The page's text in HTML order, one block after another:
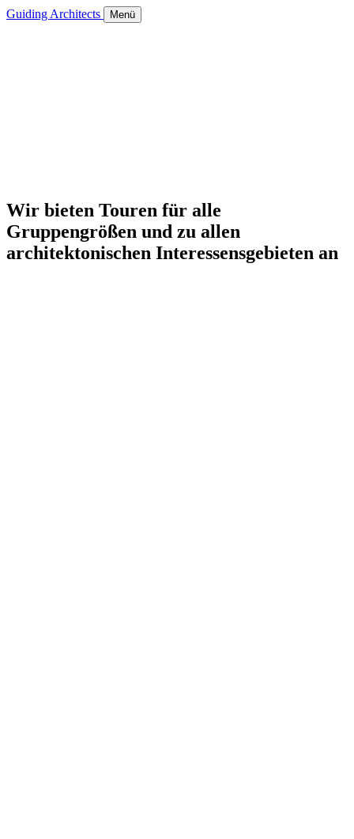
Guiding Architects Menü
Wir bieten Touren für alle
Gruppengrößen und zu allen
architektonischen Interessensgebieten an